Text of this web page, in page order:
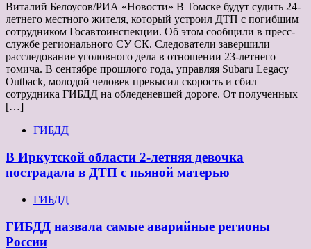
Виталий Белоусов/РИА «Новости» В Томске будут судить 24-
летнего местного жителя, который устроил ДТП с погибшим
сотрудником Госавтоинспекции. Об этом сообщили в пресс-
службе регионального СУ СК. Следователи завершили
расследование уголовного дела в отношении 23-летнего
томича. В сентябре прошлого года, управляя Subaru Legacy
Outback, молодой человек превысил скорость и сбил
сотрудника ГИБДД на обледеневшей дороге. От полученных
[…]
ГИБДД
В Иркутской области 2-летняя девочка
пострадала в ДТП с пьяной матерью
ГИБДД
ГИБДД назвала самые аварийные регионы
России